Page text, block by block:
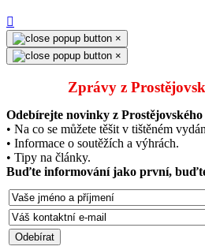
×
×
Zprávy z
Odebírejte novinky z
• Na co se můžete těšit v tištěném
• Informace o soutěžích a výhrách.
• Tipy na články.
Buďte informování jako první,